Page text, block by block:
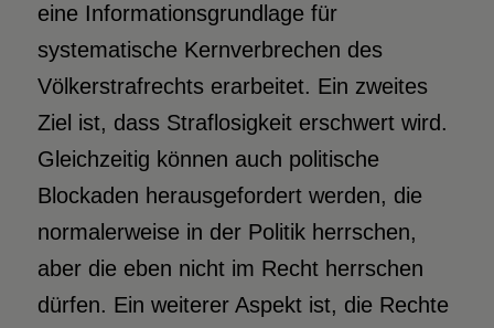
eine Informationsgrundlage für
systematische Kernverbrechen des
Völkerstrafrechts erarbeitet. Ein zweites
Ziel ist, dass Straflosigkeit erschwert wird.
Gleichzeitig können auch politische
Blockaden herausgefordert werden, die
normalerweise in der Politik herrschen,
aber die eben nicht im Recht herrschen
dürfen. Ein weiterer Aspekt ist, die Rechte